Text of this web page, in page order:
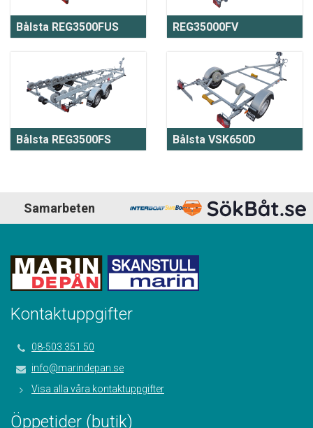
Bålsta REG3500FUS REG35000FV
Bålsta REG3500FS Bålsta VSK650D
Samarbeten
Kontaktuppgifter
08-503 351 50
info@marindepan.se
Visa alla våra kontaktuppgifter
Öppetider (butik)